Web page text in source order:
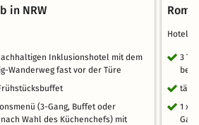
in NRW
Inklusionshotel mit dem
Wanderweg fast vor der Türe
(3-Gang, Buffet oder
Wahl des Küchenchefs) mit
Hotel
3
1 x